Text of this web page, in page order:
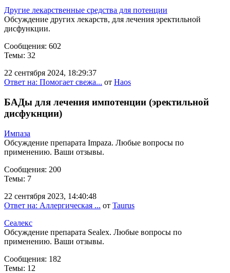
Другие лекарственные средства для потенции
Обсуждение других лекарств, для лечения эректильной
дисфункции.
Сообщения: 602
Темы: 32
22 сентября 2024, 18:29:37
Ответ на: Помогает свежа... от Haos
БАДы для лечения импотенции (эректильной
дисфукнции)
Импаза
Обсуждение препарата Impaza. Любые вопросы по
применению. Ваши отзывы.
Сообщения: 200
Темы: 7
22 сентября 2023, 14:40:48
Ответ на: Аллергическая ... от Taurus
Сеалекс
Обсуждение препарата Sealex. Любые вопросы по
применению. Ваши отзывы.
Сообщения: 182
Темы: 12